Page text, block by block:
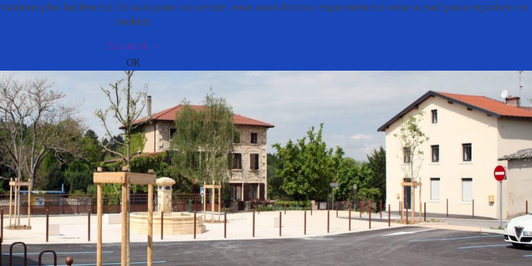
Cadre de vie
plus facilement. En naviguant sur ce site, vous nous donnez expressément votre accord pour exploiter ces
cookies.
En savoir +
OK